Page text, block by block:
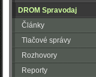
DROM Spravodaj
Články
Tlačové správy
Rozhovory
Reporty